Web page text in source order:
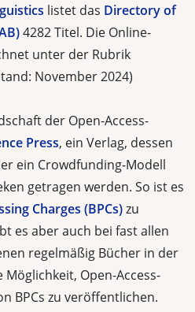
listet das Directory of
4282 Titel. Die Online-
unter der Rubrik
November 2024)
der Open-Access-
Press, ein Verlag, dessen
ein Crowdfunding-Modell
getragen werden. So ist es
Charges (BPCs)zu
es aber auch bei fast allen
regelmäßig Bücher in der
Open-Access-
BPCs zu veröffentlichen.